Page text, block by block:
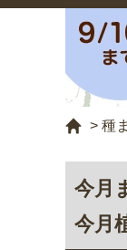
> 種
今月
今月